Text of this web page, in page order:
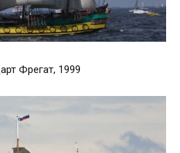
Фрегат, 1999